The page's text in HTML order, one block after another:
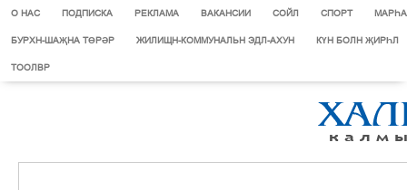
О НАС ПОДПИСКА РЕКЛАМА ВАКАНСИИ СОЙЛ СПОРТ
БУРХН-ШАҖНА ТӨРӘР ЖИЛИЩН-КОММУНАЛЬН ЭДЛ-АХУН КҮН БОЛН ҖИРҺЛ
ТООЛВР